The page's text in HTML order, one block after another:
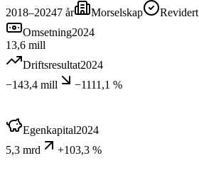
2018–20247 år Morselskap
Revidert
Omsetning2024
13,6 mill
Driftsresultat2024
−143,4 mill
−1111,1 %
Egenkapital2024
5,3 mrd
+103,3 %